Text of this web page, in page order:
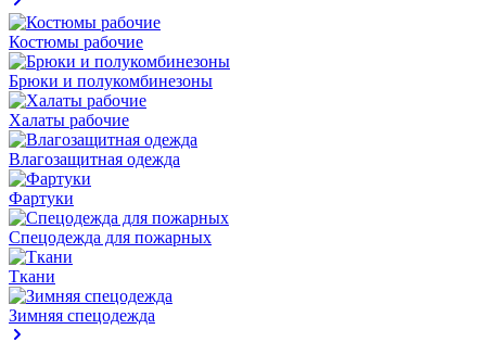
Костюмы рабочие
Брюки и полукомбинезоны
Халаты рабочие
Влагозащитная одежда
Фартуки
Спецодежда для пожарных
Ткани
Зимняя спецодежда